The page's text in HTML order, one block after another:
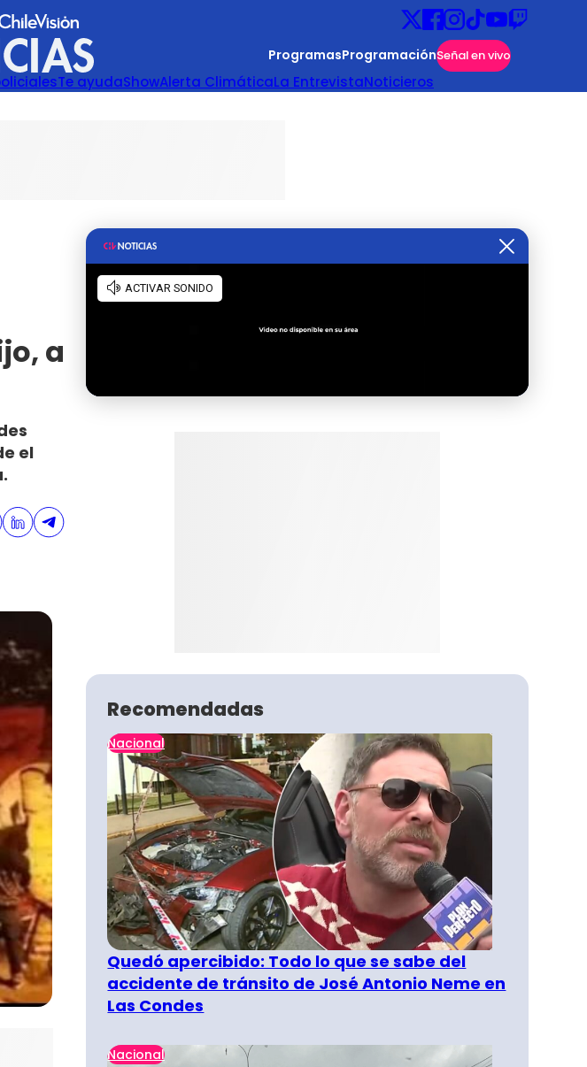
ProgramasProgramaciónSeñal en vivo
Te ayudaShowAlerta ClimáticaLa EntrevistaNoticieros
a
el
Recomendadas
Nacional
Quedó apercibido: Todo lo que se sabe del
accidente de tránsito de José Antonio Neme en
Las Condes
Nacional